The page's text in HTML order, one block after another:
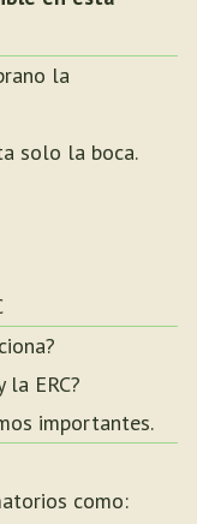
la
solo la boca.
ERC?
importantes.
como: